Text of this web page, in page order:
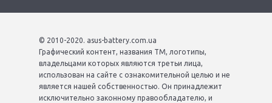
© 2010-2020. asus-battery.com.ua
Графический контент, названия ТМ, логотипы,
владельцами которых являются третьи лица,
использован на сайте с ознакомительной целью и не
является нашей собственностью. Он принадлежит
исключительно законному правообладателю, и